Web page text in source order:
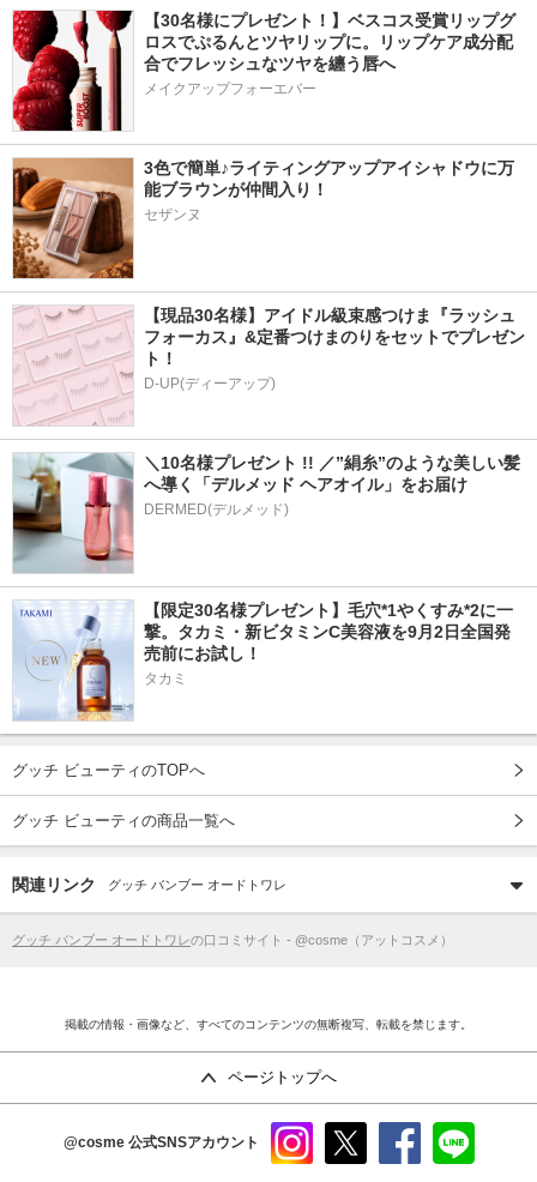
【30名様にプレゼント！】ベスコス受賞リップグ
ロスでぷるんとツヤリップに。リップケア成分配
合でフレッシュなツヤを纏う唇へ
メイクアップフォーエバー
3色で簡単♪ライティングアップアイシャドウに万
能ブラウンが仲間入り！
セザンヌ
【現品30名様】アイドル級束感つけま『ラッシュ
フォーカス』&定番つけまのりをセットでプレゼン
ト！
D-UP(ディーアップ)
＼10名様プレゼント !! ／”絹糸”のような美しい髪
へ導く「デルメッド ヘアオイル」をお届け
DERMED(デルメッド)
【限定30名様プレゼント】毛穴*1やくすみ*2に一
撃。タカミ・新ビタミンC美容液を9月2日全国発
売前にお試し！
タカミ
グッチ ビューティのTOPへ
グッチ ビューティの商品一覧へ
関連リンク グッチ バンブー オードトワレ
グッチ バンブー オードトワレの口コミサイト - @cosme（アットコスメ）
掲載の情報・画像など、すべてのコンテンツの無断複写、転載を禁じます。
ページトップへ
@cosme 公式SNSアカウント